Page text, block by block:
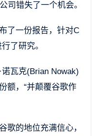
司错失了一个机会。
了一份报告，针对C
了研究。
瓦克(Brian Nowak)
额，“并颠覆谷歌作
歌的地位充满信心，